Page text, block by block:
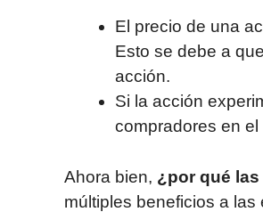
El precio de una
Esto se debe a
acción.
Si la acción
compradores en
Ahora bien, ¿por qué
múltiples beneficios a